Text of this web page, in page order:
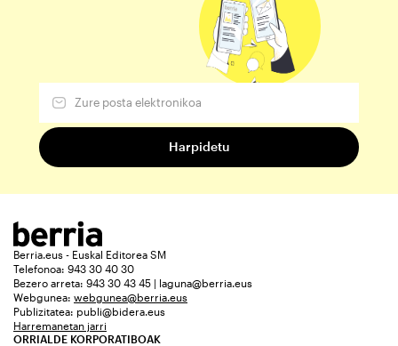
Berria.eus - Euskal Editorea SM
Telefonoa: 943 30 40 30
Bezero arreta: 943 30 43 45 | laguna@berria.eus
Webgunea: webgunea@berria.eus
Publizitatea: publi@bidera.eus
Harremanetan jarri
ORRIALDE KORPORATIBOAK